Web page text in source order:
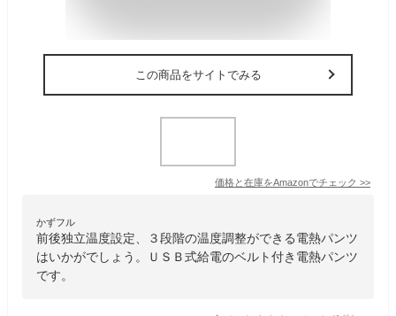
この商品をサイトでみる
価格と在庫をAmazonでチェック >>
かずフル
前後独立温度設定、３段階の温度調整ができる電熱パンツ
はいかがでしょう。ＵＳＢ式給電のベルト付き電熱パンツ
です。